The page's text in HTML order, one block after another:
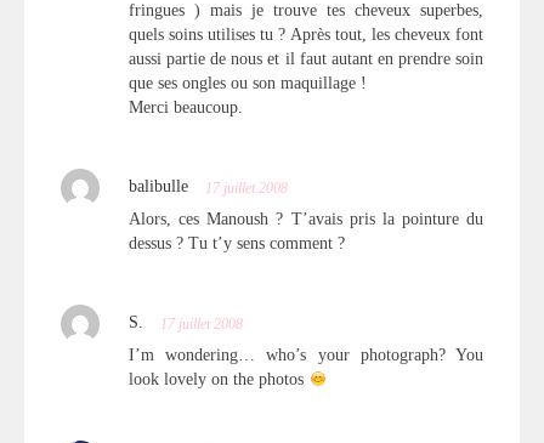
fringues ) mais je trouve tes cheveux superbes,
quels soins utilises tu ? Après tout, les cheveux font
aussi partie de nous et il faut autant en prendre soin
que ses ongles ou son maquillage !
Merci beaucoup.
balibulle 17 juillet 2008
Alors, ces Manoush ? T’avais pris la pointure du
dessus ? Tu t’y sens comment ?
S. 17 juillet 2008
I’m wondering… who’s your photograph? You
look lovely on the photos